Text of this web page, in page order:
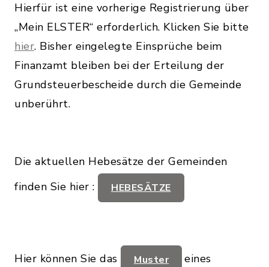
Hierfür ist eine vorherige Registrierung über
„Mein ELSTER“ erforderlich. Klicken Sie bitte
hier. Bisher eingelegte Einsprüche beim
Finanzamt bleiben bei der Erteilung der
Grundsteuerbescheide durch die Gemeinde
unberührt.
Die aktuellen Hebesätze der Gemeinden
finden Sie hier :
HEBESÄTZE
Hier können Sie das Muster
eines